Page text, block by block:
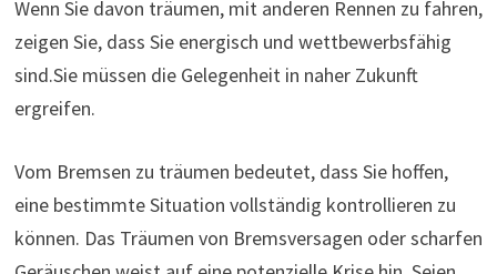
Wenn Sie davon träumen, mit anderen Rennen zu fahren,
zeigen Sie, dass Sie energisch und wettbewerbsfähig
sind.Sie müssen die Gelegenheit in naher Zukunft
ergreifen.
Vom Bremsen zu träumen bedeutet, dass Sie hoffen,
eine bestimmte Situation vollständig kontrollieren zu
können. Das Träumen von Bremsversagen oder scharfen